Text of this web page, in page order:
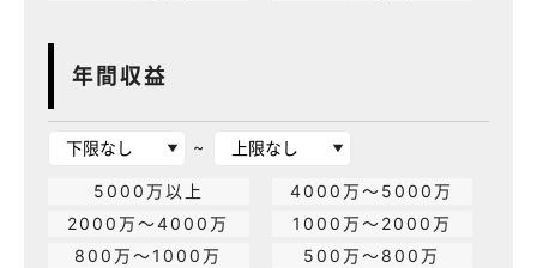
年間収益
~
5000万以上
4000万～5000万
2000万～4000万
1000万～2000万
800万～1000万
500万～800万